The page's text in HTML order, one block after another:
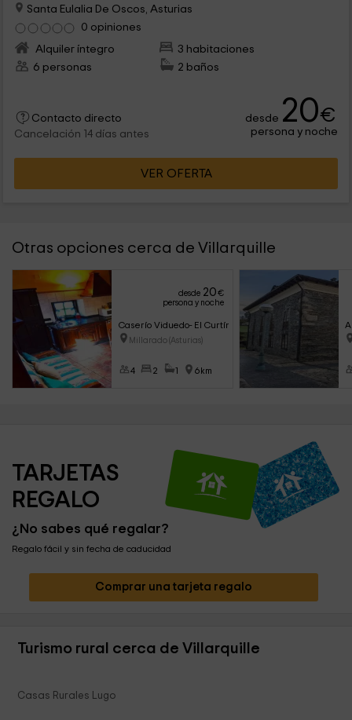
Santa Eulalia De Oscos, Asturias
0 opiniones
Alquiler íntegro
3 habitaciones
6 personas
2 baños
Contacto directo
Cancelación 14 días antes
desde 20€
persona y noche
VER OFERTA
Otras opciones cerca de Villarquille
desde 20€
persona y noche
Caserío Viduedo- El Curtín
Millarado (Asturias)
4 2 1 6km
TARJETAS
REGALO
¿No sabes qué regalar?
Regalo fácil y sin fecha de caducidad
Comprar una tarjeta regalo
Turismo rural cerca de Villarquille
Casas Rurales Lugo